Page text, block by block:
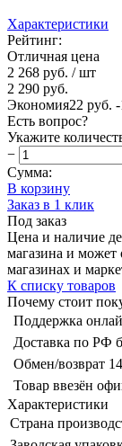
Характеристики
Рейтинг:
Отличная цена
2 268 руб. / шт
2 290 руб.
Экономия22 руб.
Есть вопрос?
Укажите
−
Сумма:
В корзину
Заказ в 1 клик
Под заказ
Цена и наличие
магазина и может
магазинах и
К списку товаров
Почему стоит
Поддержка
Доставка по РФ
Обмен/возврат
Товар ввезён
Характеристики
Страна